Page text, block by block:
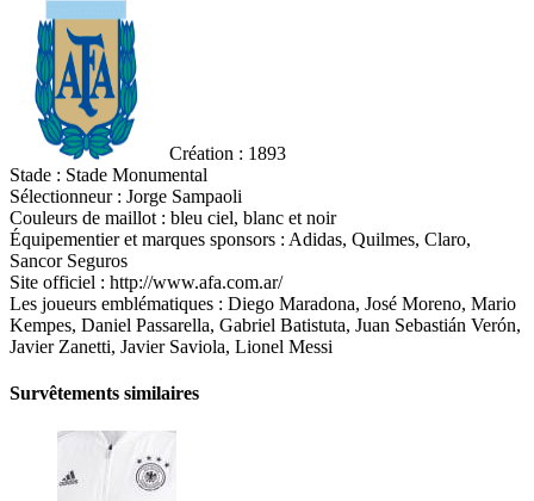
Création : 1893
Stade : Stade Monumental
Sélectionneur : Jorge Sampaoli
Couleurs de maillot : bleu ciel, blanc et noir
Équipementier et marques sponsors : Adidas, Quilmes, Claro,
Sancor Seguros
Site officiel : http://www.afa.com.ar/
Les joueurs emblématiques : Diego Maradona, José Moreno, Mario
Kempes, Daniel Passarella, Gabriel Batistuta, Juan Sebastián Verón,
Javier Zanetti, Javier Saviola, Lionel Messi
Survêtements similaires